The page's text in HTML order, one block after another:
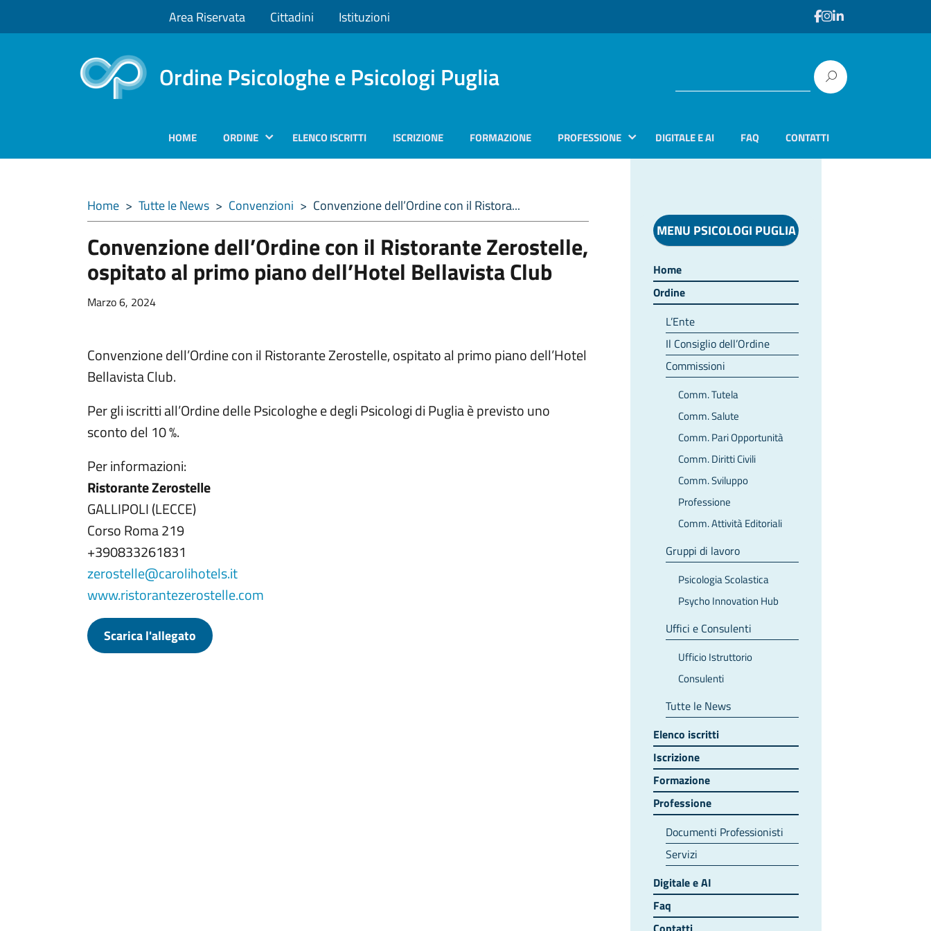
Area Riservata Cittadini Istituzioni
Ordine Psicologhe e Psicologi Puglia
HOME ORDINE ELENCO ISCRITTI ISCRIZIONE FORMAZIONE PROFESSIONE DIGITALE E AI FAQ CONTATTI
Home > Tutte le News > Convenzioni > Convenzione dell’Ordine con il Ristora...
Convenzione dell’Ordine con il Ristorante Zerostelle,
ospitato al primo piano dell’Hotel Bellavista Club
Marzo 6, 2024
Convenzione dell’Ordine con il Ristorante Zerostelle, ospitato al primo piano dell’Hotel
Bellavista Club.
Per gli iscritti all’Ordine delle Psicologhe e degli Psicologi di Puglia è previsto uno
sconto del 10 %.
Per informazioni:
Ristorante Zerostelle
GALLIPOLI (LECCE)
Corso Roma 219
+390833261831
zerostelle@carolihotels.it
www.ristorantezerostelle.com
Scarica l'allegato
MENU PSICOLOGI PUGLIA
Home
Ordine
L’Ente
Il Consiglio dell’Ordine
Commissioni
Comm. Tutela
Comm. Salute
Comm. Pari Opportunità
Comm. Diritti Civili
Comm. Sviluppo
Professione
Comm. Attività Editoriali
Gruppi di lavoro
Psicologia Scolastica
Psycho Innovation Hub
Uffici e Consulenti
Ufficio Istruttorio
Consulenti
Tutte le News
Elenco iscritti
Iscrizione
Formazione
Professione
Documenti Professionisti
Servizi
Digitale e AI
Faq